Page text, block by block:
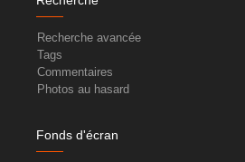
Recherche avancée
Tags
Commentaires
Photos au hasard
Fonds d'écran